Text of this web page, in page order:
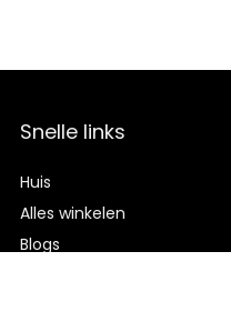
Snelle links
Huis
Alles winkelen
Blogs